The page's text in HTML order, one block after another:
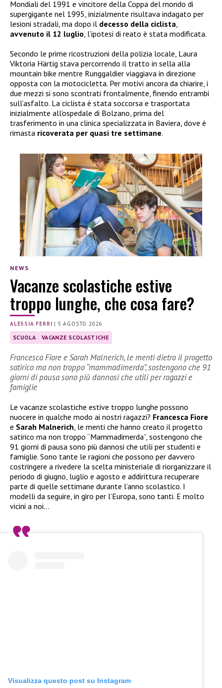
Mondiali del 1991 e vincitore della Coppa del mondo di
supergigante nel 1995, inizialmente risultava indagato per
lesioni stradali, ma dopo il decesso della ciclista,
avvenuto il 12 luglio, l’ipotesi di reato è stata modificata.
Secondo le prime ricostruzioni della polizia locale, Laura
Viktoria Härtig stava percorrendo il tratto in sella alla
mountain bike mentre Runggaldier viaggiava in direzione
opposta con la motocicletta. Per motivi ancora da chiarire, i
due mezzi si sono scontrati frontalmente, finendo entrambi
sull’asfalto. La ciclista è stata soccorsa e trasportata
inizialmente all’ospedale di Bolzano, prima del
trasferimento in una clinica specializzata in Baviera, dove è
rimasta ricoverata per quasi tre settimane.
NEWS
Vacanze scolastiche estive
troppo lunghe, che cosa fare?
ALESSIA FERRI | 5 AGOSTO 2026
SCUOLA VACANZE SCOLASTICHE
Francesca Fiore e Sarah Malnerich, le menti dietro il progetto
satirico ma non troppo “mammadimerda”, sostengono che 91
giorni di pausa sono più dannosi che utili per ragazzi e
famiglie
Le vacanze scolastiche estive troppo lunghe possono
nuocere in qualche modo ai nostri ragazzi? Francesca Fiore
e Sarah Malnerich, le menti che hanno creato il progetto
satirico ma non troppo “Mammadimerda”, sostengono che
91 giorni di pausa sono più dannosi che utili per studenti e
famiglie. Sono tante le ragioni che possono per davvero
costringere a rivedere la scelta ministeriale di riorganizzare il
periodo di giugno, luglio e agosto e addirittura recuperare
parte di quelle settimane durante l’anno scolastico. I
modelli da seguire, in giro per l’Europa, sono tanti. E molto
vicini a noi…
Visualizza questo post su Instagram